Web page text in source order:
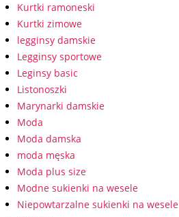
Kurtki ramoneski
Kurtki zimowe
legginsy damskie
Legginsy sportowe
Leginsy basic
Listonoszki
Marynarki damskie
Moda
Moda damska
moda męska
Moda plus size
Modne sukienki na wesele
Niepowtarzalne sukienki na wesele